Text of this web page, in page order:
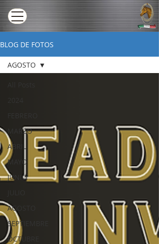
BLOG DE FOTOS
MARZO
ABRIL
MAYO
JUNIO
AGOSTO
SEPTIEMBRE
OCTUBRE
AGOSTO